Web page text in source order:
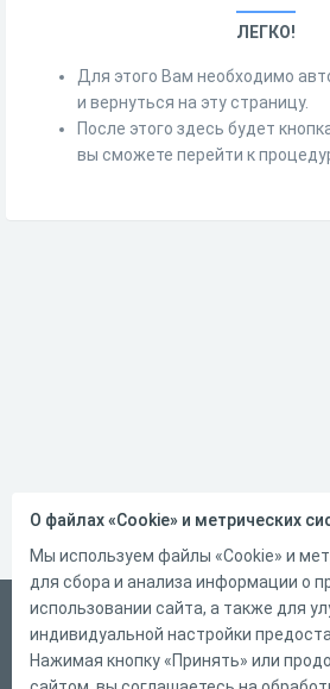
ЛЕГКО!
Для этого Вам необходимо
и вернуться на эту страницу.
После этого здесь будет
вы сможете перейти к
Русский
Справка
О файлах «Cookie» и метрических
Мы используем файлы «Cookie» и
для сбора и анализа информации о
использовании сайта, а также для
индивидуальной настройки
Нажимая кнопку «Принять» или